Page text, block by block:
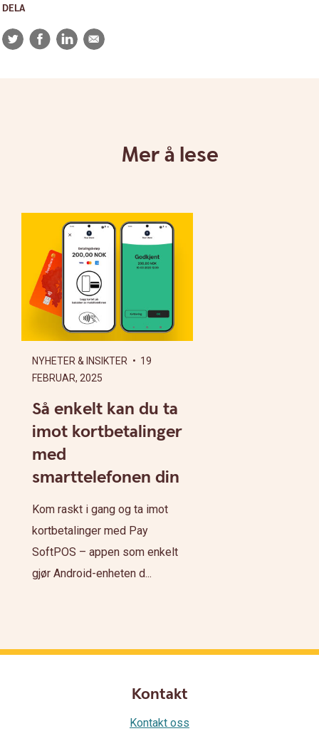
DELA
TwitterFacebookLinkedIn
E-
post
Mer å lese
NYHETER & INSIKTER • 19
FEBRUAR, 2025
Så enkelt kan du ta
imot kortbetalinger
med
smarttelefonen din
Kom raskt i gang og ta imot
kortbetalinger med Pay
SoftPOS – appen som enkelt
gjør Android-enheten d...
Kontakt
Kontakt oss